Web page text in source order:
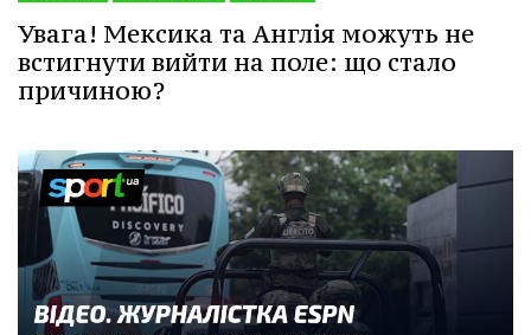
Увага! Мексика та Англія можуть не
встигнути вийти на поле: що стало
причиною?